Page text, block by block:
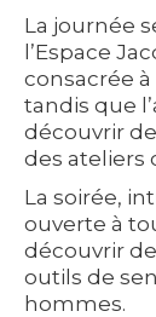
La journée
l’Espace
consacrée
tandis que
découvrir
des ateliers
La soirée,
ouverte à
découvrir
outils de
hommes.